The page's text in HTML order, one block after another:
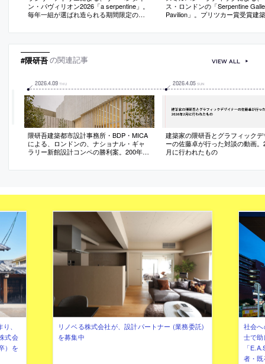
ン・パヴィリオン2026「a serpentine」。
毎年一組が選ばれ造られる期間限定の建
姿勢に基づき、周辺の建物や伝統的な蛇
築を考案。壁の意味も再考して“透過性”を
付与する
ス・ロンドンの「Serpentine
Pavilion」。プリツカー賞受賞建
面・地面が“意図的な均衡”の中に
と石のパヴィリオンは古代的であ
#隈研吾の関連記事
2026.4.09 THU
隈研吾建築都市設計事務所・BDP・MICA
による、ロンドンの、ナショナル・ギャ
ラリー新館設計コンペの勝利案。200年以
市の重要な二つの広場の間にある敷地に
2026.4.05 SUN
建築家の隈研吾とグラフィックデ
ーの佐藤卓が行った対談の動画。
月に行われたもの
VIEW ALL
、
式会
）を
リノベる株式会社が、設計パートナー (業務委託)
を募集中
社会
士で
「
者・